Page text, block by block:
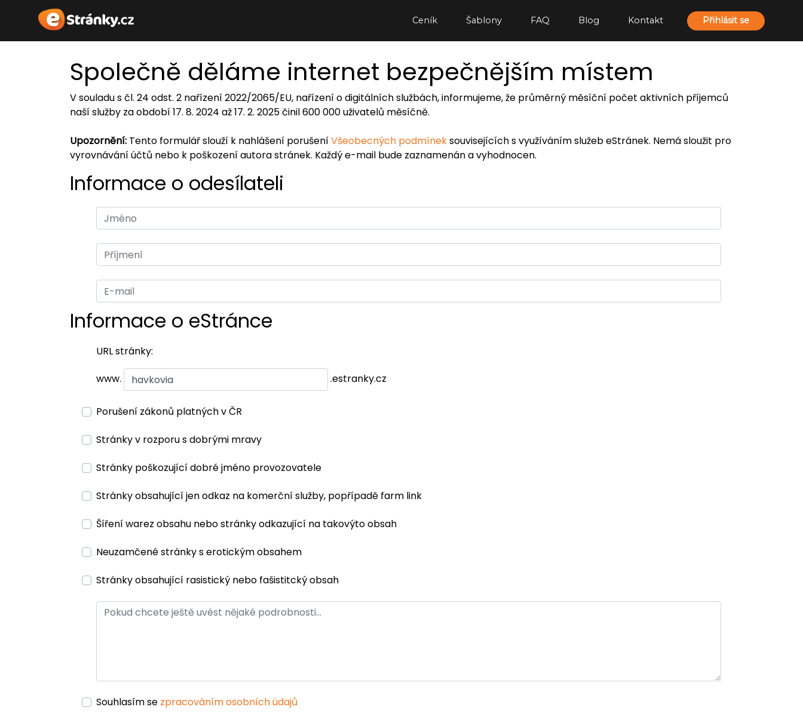
Ceník Šablony FAQ Blog Kontakt Přihlásit se
Společně děláme internet bezpečnějším místem
V souladu s čl. 24 odst. 2 nařízení 2022/2065/EU, nařízení o digitálních službách, informujeme, že průměrný měsíční počet aktivních příjemců
naší služby za období 17. 8. 2024 až 17. 2. 2025 činil 600 000 uživatelů měsíčně.
Upozornění: Tento formulář slouží k nahlášení porušeníVšeobecných podmíneksouvisejících s využíváním služeb eStránek. Nemá sloužit pro
vyrovnávání účtů nebo k poškození autora stránek. Každý e-mail bude zaznamenán a vyhodnocen.
Informace o odesílateli
Informace o eStránce
URL stránky:
www. .estranky.cz
Porušení zákonů platných v ČR
Stránky v rozporu s dobrými mravy
Stránky poškozující dobré jméno provozovatele
Stránky obsahující jen odkaz na komerční služby, popřípadě farm link
Šíření warez obsahu nebo stránky odkazující na takovýto obsah
Neuzamčené stránky s erotickým obsahem
Stránky obsahující rasistický nebo fašistitcký obsah
Souhlasím se zpracováním osobních údajů